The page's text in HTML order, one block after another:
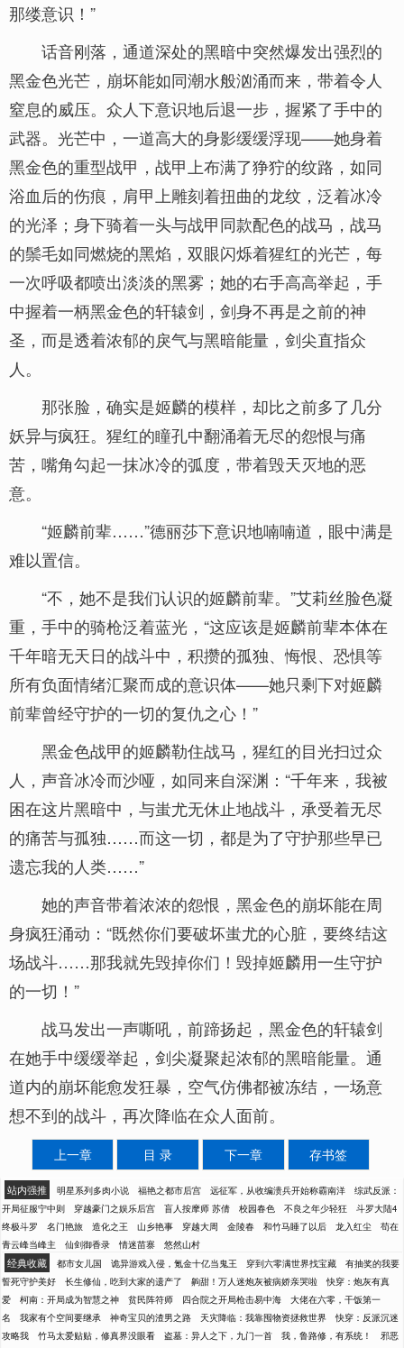
那缕意识！”
话音刚落，通道深处的黑暗中突然爆发出强烈的
黑金色光芒，崩坏能如同潮水般汹涌而来，带着令人
窒息的威压。众人下意识地后退一步，握紧了手中的
武器。光芒中，一道高大的身影缓缓浮现——她身着
黑金色的重型战甲，战甲上布满了狰狞的纹路，如同
浴血后的伤痕，肩甲上雕刻着扭曲的龙纹，泛着冰冷
的光泽；身下骑着一头与战甲同款配色的战马，战马
的鬃毛如同燃烧的黑焰，双眼闪烁着猩红的光芒，每
一次呼吸都喷出淡淡的黑雾；她的右手高高举起，手
中握着一柄黑金色的轩辕剑，剑身不再是之前的神
圣，而是透着浓郁的戾气与黑暗能量，剑尖直指众
人。
那张脸，确实是姬麟的模样，却比之前多了几分
妖异与疯狂。猩红的瞳孔中翻涌着无尽的怨恨与痛
苦，嘴角勾起一抹冰冷的弧度，带着毁天灭地的恶
意。
“姬麟前辈……”德丽莎下意识地喃喃道，眼中满是
难以置信。
“不，她不是我们认识的姬麟前辈。”艾莉丝脸色凝
重，手中的骑枪泛着蓝光，“这应该是姬麟前辈本体在
千年暗无天日的战斗中，积攒的孤独、悔恨、恐惧等
所有负面情绪汇聚而成的意识体——她只剩下对姬麟
前辈曾经守护的一切的复仇之心！”
黑金色战甲的姬麟勒住战马，猩红的目光扫过众
人，声音冰冷而沙哑，如同来自深渊：“千年来，我被
困在这片黑暗中，与蚩尤无休止地战斗，承受着无尽
的痛苦与孤独……而这一切，都是为了守护那些早已
遗忘我的人类……”
她的声音带着浓浓的怨恨，黑金色的崩坏能在周
身疯狂涌动：“既然你们要破坏蚩尤的心脏，要终结这
场战斗……那我就先毁掉你们！毁掉姬麟用一生守护
的一切！”
战马发出一声嘶吼，前蹄扬起，黑金色的轩辕剑
在她手中缓缓举起，剑尖凝聚起浓郁的黑暗能量。通
道内的崩坏能愈发狂暴，空气仿佛都被冻结，一场意
想不到的战斗，再次降临在众人面前。
上一章 目 录 下一章 存书签
站内强推 明星系列多肉小说 福艳之都市后宫 远征军，从收编溃兵开始称霸南洋
综武反派：
开局征服宁中则
穿越豪门之娱乐后宫 盲人按摩师 苏倩 校园春色 不良之年少轻狂
斗罗大陆4
终极斗罗
名门艳旅 造化之王 山乡艳事 穿越大周 金陵春 和竹马睡了以后 龙入红尘
苟在
青云峰当峰主
仙剑御香录 情迷苗寨 悠然山村
经典收藏 都市女儿国 诡异游戏入侵，氪金十亿当鬼王 穿到六零满世界找宝藏
有抽奖的我要
誓死守护美好
长生修仙，吃到大家的遗产了 齁甜！万人迷炮灰被病娇亲哭啦
快穿：炮灰有真
爱
柯南：开局成为智慧之神 贫民阵符师 四合院之开局枪击易中海
大佬在六零，干饭第一
名
我家有个空间要继承 神奇宝贝的渣男之路 天灾降临：我靠囤物资拯救世界
快穿：反派沉迷
攻略我
竹马太爱贴贴，修真界没眼看 盗墓：异人之下，九门一首 我，鲁路修，有系统！
邪恶